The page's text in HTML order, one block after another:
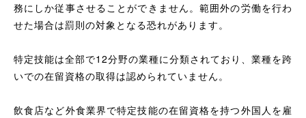
務にしか従事させることができません。範囲外の労働を行わ
せた場合は罰則の対象となる恐れがあります。
特定技能は全部で12分野の業種に分類されており、業種を跨
いでの在留資格の取得は認められていません。
飲食店など外食業界で特定技能の在留資格を持つ外国人を雇